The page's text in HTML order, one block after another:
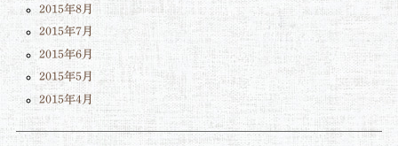
2015年8月
2015年7月
2015年6月
2015年5月
2015年4月